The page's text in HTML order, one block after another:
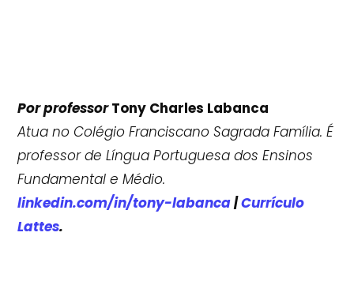
Por professorTony Charles Labanca
Atua no Colégio Franciscano Sagrada Família. É
professor de LínguaPortuguesa dos Ensinos
Fundamental e Médio.
linkedin.com/in/tony-labanca|Currículo
Lattes.